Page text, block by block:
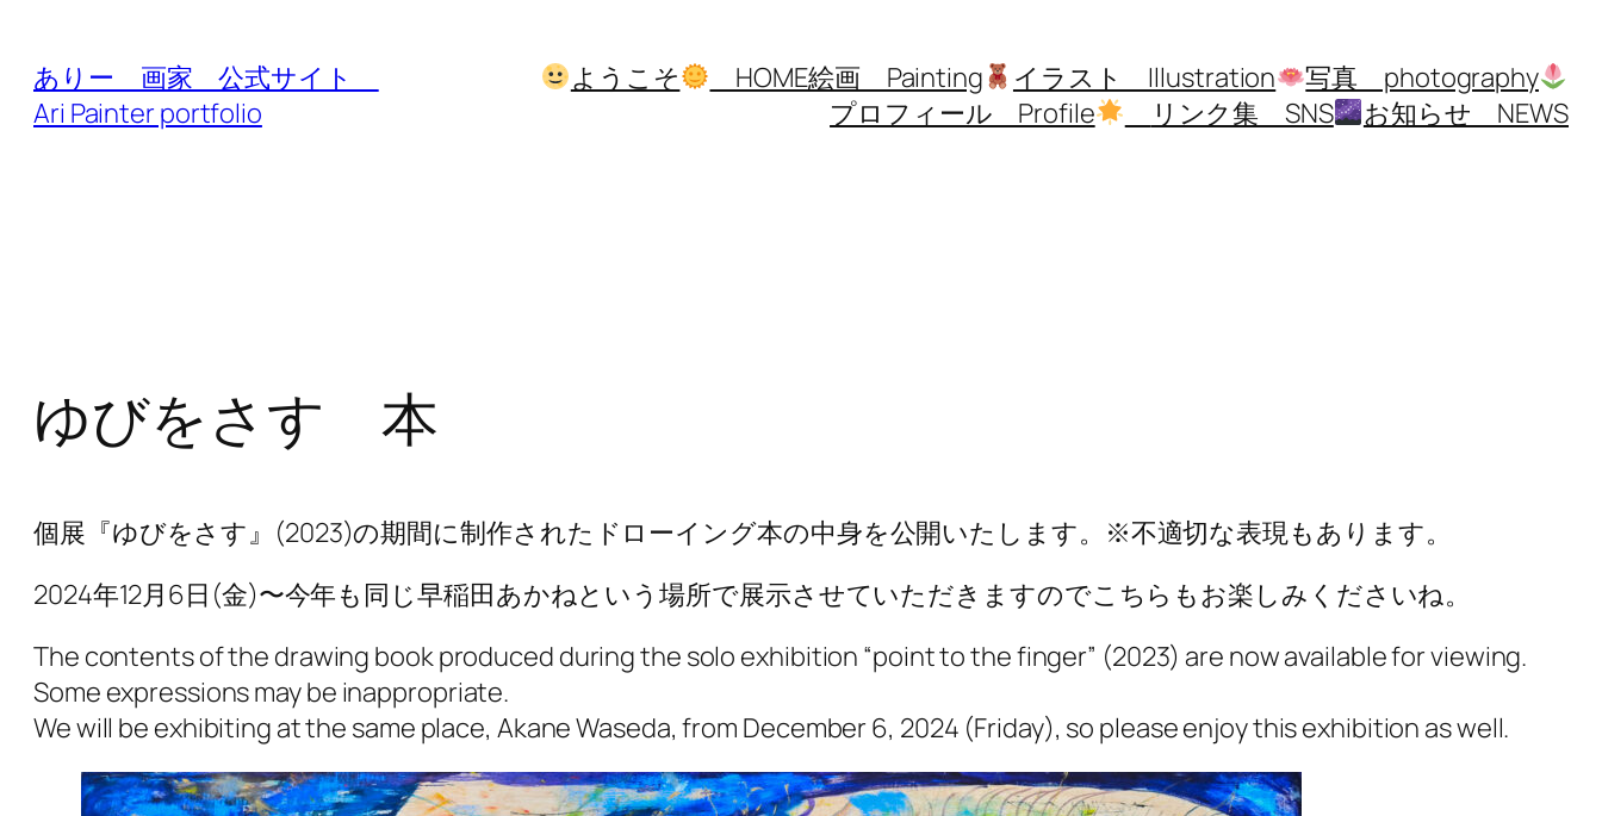
を
ス
ありー 画家 公式サイト
Ari Painter portfolio
ようこそ HOME絵画 Painting イラスト Illustration
写真 photography
プロフィール Profile
リンク集 SNS お知らせ NEWS
ゆびをさす 本
個展『ゆびをさす』(2023)の期間に制作されたドローイング本の中身を公開いたします。※不適切な表現もあります。
2024年12月6日(金)〜今年も同じ早稲田あかねという場所で展示させていただきますのでこちらもお楽しみくださいね。
The contents of the drawing book produced during the solo exhibition “point to the finger” (2023) are now available for viewing.
Some expressions may be inappropriate.
We will be exhibiting at the same place, Akane Waseda, from December 6, 2024 (Friday), so please enjoy this exhibition as well.